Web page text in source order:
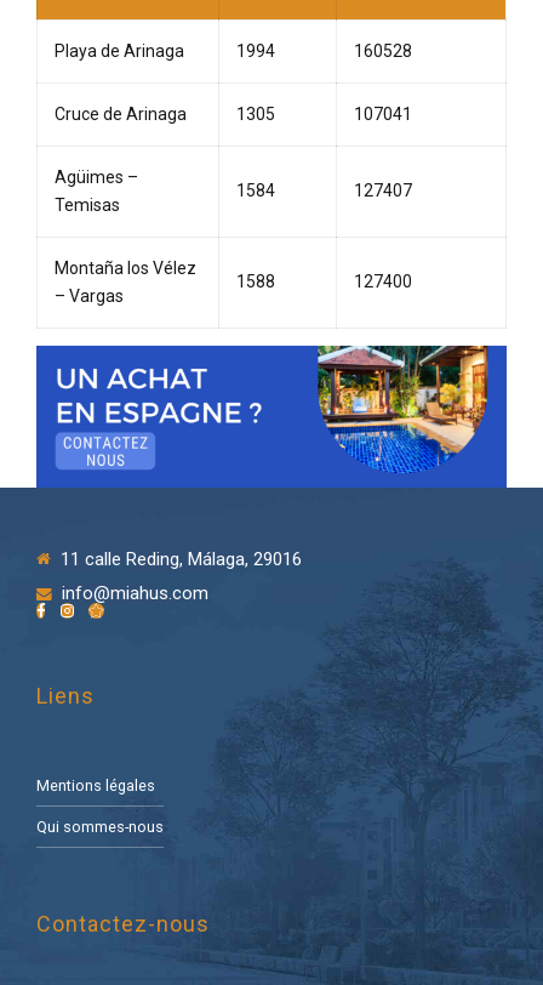
Playa de Arinaga 1994 160528
Cruce de Arinaga 1305 107041
Agüimes –
Temisas
1584 127407
Montaña los Vélez
– Vargas
1588 127400
11 calle Reding, Málaga, 29016
info@miahus.com
Liens
Mentions légales
Qui sommes-nous
Contactez-nous